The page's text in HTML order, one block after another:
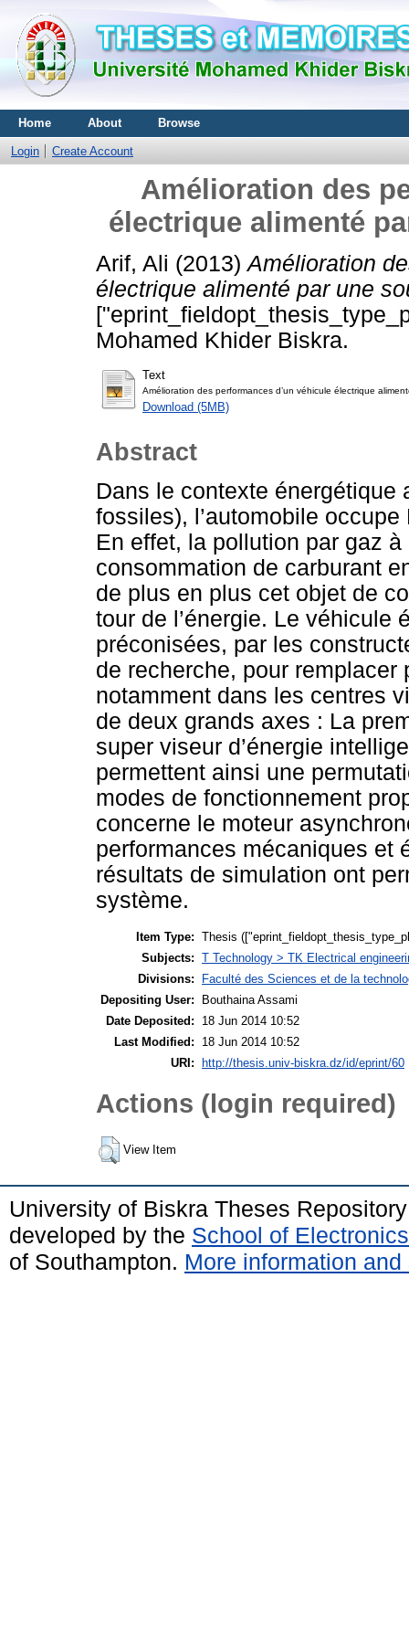
Home About Browse
Login Create Account
Amélioration des
électrique alimenté
Arif, Ali (2013)Amélioration
électrique alimenté par une
Mohamed Khider Biskra.
Text
Amélioration des performances d’un véhicule électrique
Download (5MB)
Abstract
Dans le contexte
fossiles), l’automobile
En effet, la pollution par gaz
consommation de carburant
de plus en plus cet objet de
tour de l’énergie. Le véhicule
préconisées, par les
de recherche, pour
notamment dans les centres
de deux grands axes : La
super viseur d’énergie
permettent ainsi une
modes de fonctionnement
concerne le moteur
performances mécaniques et
résultats de simulation ont
système.
Item Type: Thesis
Subjects: T Technology > TK Electrical
Divisions:
Faculté des Sciences et de la
Depositing User:
Bouthaina Assami
Date Deposited:
18 Jun 2014 10:52
Last Modified:
18 Jun 2014 10:52
URI:
http://thesis.univ-biskra.dz/id/eprint/60
Actions (login required)
View Item
University of Biskra Theses
developed by the School of
of Southampton. More information